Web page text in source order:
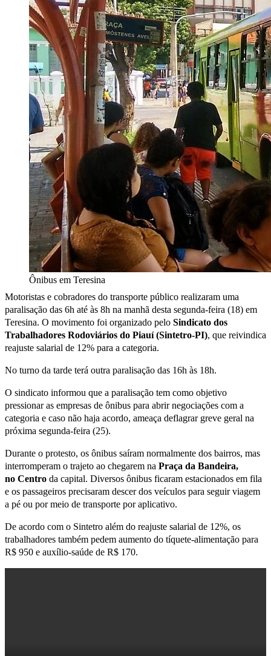
Ônibus em Teresina
Motoristas e cobradores do transporte público realizaram uma
paralisação das 6h até às 8h na manhã desta segunda-feira (18) em
Teresina. O movimento foi organizado pelo Sindicato dos
Trabalhadores Rodoviários do Piauí (Sintetro-PI), que reivindica
reajuste salarial de 12% para a categoria.
No turno da tarde terá outra paralisação das 16h às 18h.
O sindicato informou que a paralisação tem como objetivo
pressionar as empresas de ônibus para abrir negociações com a
categoria e caso não haja acordo, ameaça deflagrar greve geral na
próxima segunda-feira (25).
Durante o protesto, os ônibus saíram normalmente dos bairros, mas
interromperam o trajeto ao chegarem na Praça da Bandeira,
no Centro da capital. Diversos ônibus ficaram estacionados em fila
e os passageiros precisaram descer dos veículos para seguir viagem
a pé ou por meio de transporte por aplicativo.
De acordo com o Sintetro além do reajuste salarial de 12%, os
trabalhadores também pedem aumento do tíquete-alimentação para
R$ 950 e auxílio-saúde de R$ 170.